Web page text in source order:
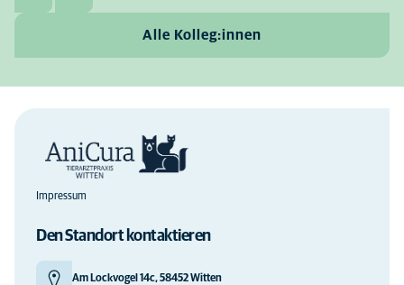
Alle Kolleg:innen
Impressum
Den Standort kontaktieren
Am Lockvogel 14c, 58452 Witten